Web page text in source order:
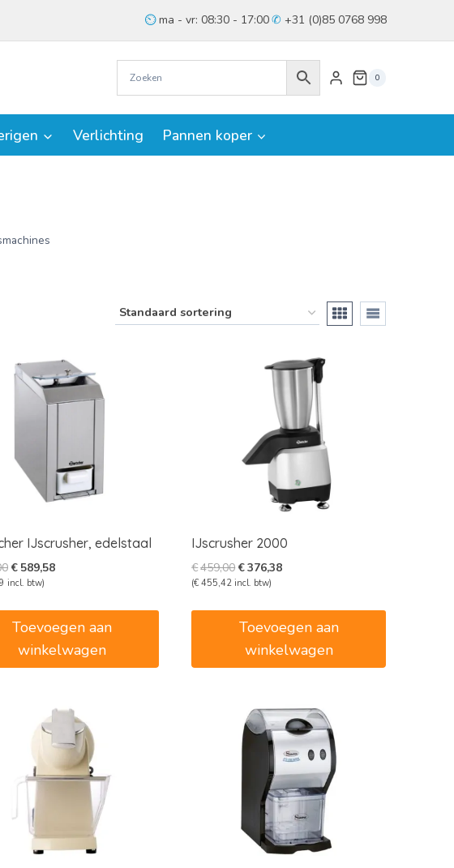
ma - vr: 08:30 - 17:00 +31 (0)85 0768 998
0
Verlichting Pannen koper
IJscrusher, edelstaal
Oorspronkelijke
prijs
€719,00.
€ 589,58Huidige
incl. btw)
Toevoegen aan
winkelwagen
IJscrusher 2000
€459,00Oorspronkelijke
prijs
€459,00.
€376,38Huidige
(€ 455,42 incl. btw)
Toevoegen aan
winkelwagen